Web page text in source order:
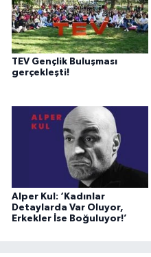
TEV Gençlik Buluşması
gerçekleşti!
Alper Kul: ‘Kadınlar
Detaylarda Var Oluyor,
Erkekler İse Boğuluyor!’